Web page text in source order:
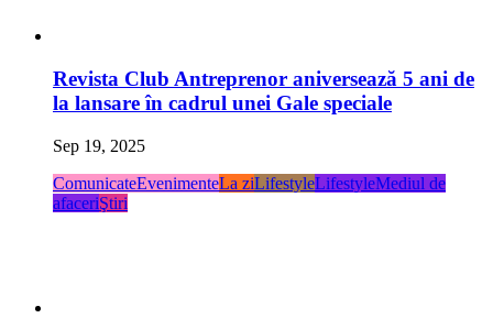
Revista Club Antreprenor aniversează 5 ani de
la lansare în cadrul unei Gale speciale
Sep 19, 2025
ComunicateEvenimenteLa ziLifestyleLifestyleMediul de
afaceriŞtiri